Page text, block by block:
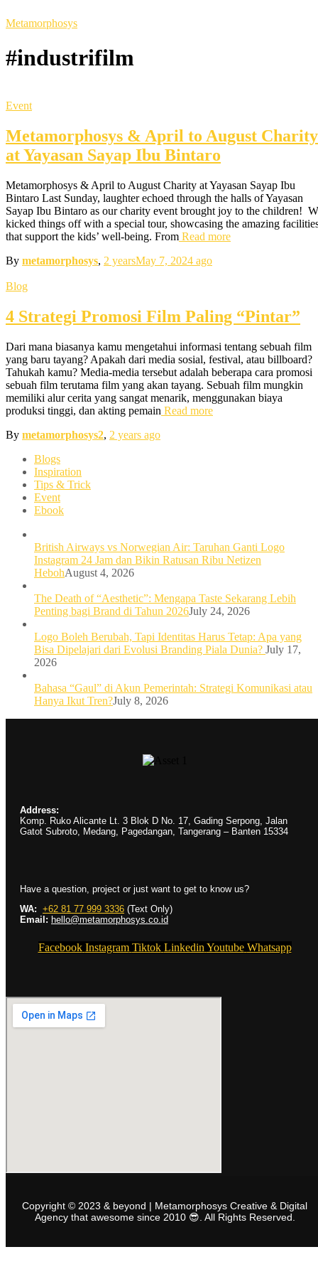
Metamorphosys
#industrifilm
Event
Metamorphosys & April to August Charity
at Yayasan Sayap Ibu Bintaro
Metamorphosys & April to August Charity at Yayasan Sayap Ibu
Bintaro Last Sunday, laughter echoed through the halls of Yayasan
Sayap Ibu Bintaro as our charity event brought joy to the children!
kicked things off with a special tour, showcasing the amazing
that support the kids’ well-being. From Read more
By metamorphosys, 2 yearsMay 7, 2024 ago
Blog
4 Strategi Promosi Film Paling “Pintar”
Dari mana biasanya kamu mengetahui informasi tentang sebuah film
yang baru tayang? Apakah dari media sosial, festival, atau billboard?
Tahukah kamu? Media-media tersebut adalah beberapa cara promosi
sebuah film terutama film yang akan tayang. Sebuah film mungkin
memiliki alur cerita yang sangat menarik, menggunakan biaya
produksi tinggi, dan akting pemain Read more
By metamorphosys2, 2 years ago
Blogs
Inspiration
Tips & Trick
Event
Ebook
British Airways vs Norwegian Air: Taruhan Ganti Logo
Instagram 24 Jam dan Bikin Ratusan Ribu Netizen
HebohAugust 4, 2026
The Death of “Aesthetic”: Mengapa Taste Sekarang Lebih
Penting bagi Brand di Tahun 2026July 24, 2026
Logo Boleh Berubah, Tapi Identitas Harus Tetap: Apa yang
Bisa Dipelajari dari Evolusi Branding Piala Dunia? July 17,
2026
Bahasa “Gaul” di Akun Pemerintah: Strategi Komunikasi atau
Hanya Ikut Tren?July 8, 2026
Address:
Komp. Ruko Alicante Lt. 3 Blok D No. 17, Gading Serpong, Jalan
Gatot Subroto, Medang, Pagedangan, Tangerang – Banten 15334
Have a question, project or just want to get to know us?
WA: +62 81 77 999 3336 (Text Only)
Email: hello@metamorphosys.co.id
Facebook Instagram Tiktok Linkedin Youtube Whatsapp
Copyright © 2023 & beyond | Metamorphosys Creative & Digital
Agency that awesome since 2010 😎. All Rights Reserved.